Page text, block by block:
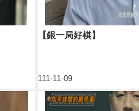
【銀一局好棋】
111-11-09